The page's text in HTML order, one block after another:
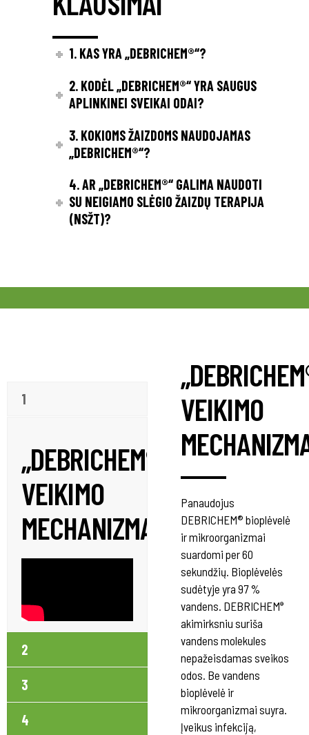
1. KAS YRA „DEBRICHEM®“?
2. KODĖL „DEBRICHEM®“ YRA SAUGUS
APLINKINEI SVEIKAI ODAI?
3. KOKIOMS ŽAIZDOMS NAUDOJAMAS
„DEBRICHEM®“?
4. AR „DEBRICHEM®“ GALIMA NAUDOTI
SU NEIGIAMO SLĖGIO ŽAIZDŲ TERAPIJA
(NSŽT)?
1
„DEBRICHEM®“
VEIKIMO
MECHANIZMAS
2
3
4
VEIKIMO
Panaudojus
DEBRICHEM® bioplėvelė
ir mikroorganizmai
suardomi per 60
sekundžių. Bioplėvelės
sudėtyje yra 97 %
vandens. DEBRICHEM®
akimirksniu suriša
vandens molekules
nepažeisdamas sveikos
odos. Be vandens
bioplėvelė ir
mikroorganizmai suyra.
Įveikus infekciją,